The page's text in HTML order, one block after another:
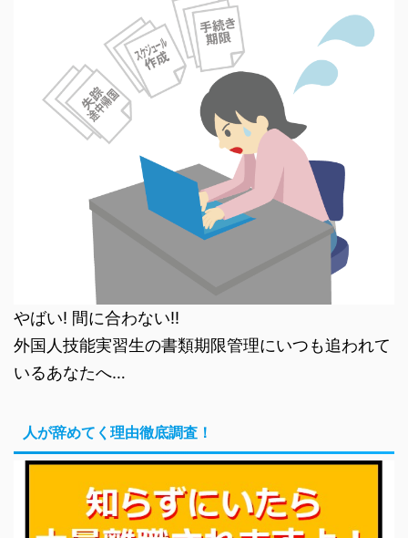
やばい! 間に合わない!!
外国人技能実習生の書類期限管理にいつも追われて
いるあなたへ…
人が辞めてく理由徹底調査！